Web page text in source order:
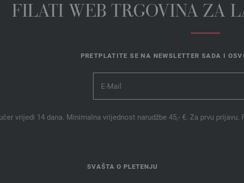
FILATI WEB TRGOVINA ZA
PRETPLATITE SE NA NEWSLETTER SADA I
vrijedi 14 dana. Minimalna vrijednost narudžbe 45,- €. Za prvu
SVAŠTA O PLETENJU